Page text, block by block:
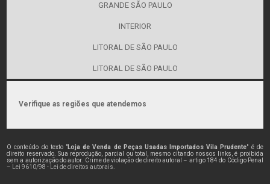
GRANDE SÃO PAULO
INTERIOR
LITORAL DE SÃO PAULO
LITORAL DE SÃO PAULO
Verifique as regiões que atendemos
O conteúdo do texto "Loja de Venda de Peças Usadas Importados Vila Prudente" é de
direito reservado. Sua reprodução, parcial ou total, mesmo citando nossos links, é proibida
sem a autorização do autor. Crime de violação de direito autoral – artigo 184 do Código Penal
–
Lei 9610/98 - Lei de direitos autorais